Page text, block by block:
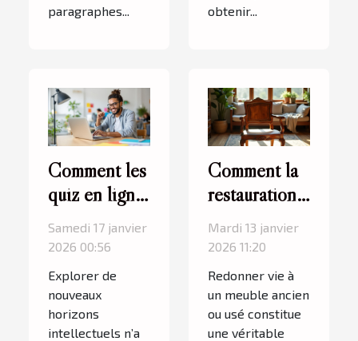
paragraphes...
obtenir...
Comment les
quiz en ligne
peuvent
enrichir votre
culture
générale ?
Samedi 17 janvier
2026 00:56
Explorer de
nouveaux
horizons
intellectuels n’a
Comment la
restauration
de meubles
peut
transformer
votre
intérieur ?
Mardi 13 janvier
2026 11:20
Redonner vie à
un meuble ancien
ou usé constitue
une véritable